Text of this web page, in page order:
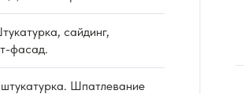
сайдинг,
фасад.
Шпатлевание